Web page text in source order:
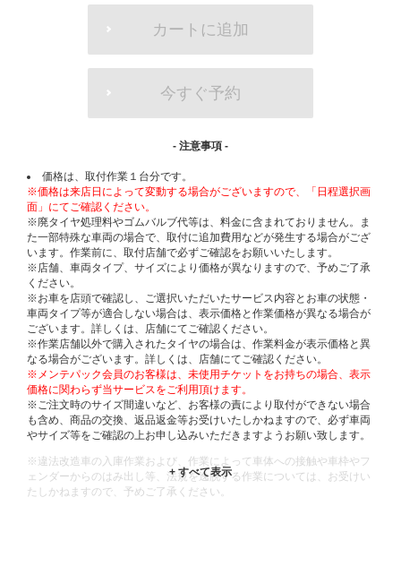
OPTIONS
カートに追加
今すぐ予約
- 注意事項 -
価格は、取付作業１台分です。
※価格は来店日によって変動する場合がございますので、「日程選択画
面」にてご確認ください。
※廃タイヤ処理料やゴムバルブ代等は、料金に含まれておりません。ま
た一部特殊な車両の場合で、取付に追加費用などが発生する場合がござ
います。作業前に、取付店舗で必ずご確認をお願いいたします。
※店舗、車両タイプ、サイズにより価格が異なりますので、予めご了承
ください。
※お車を店頭で確認し、ご選択いただいたサービス内容とお車の状態・
車両タイプ等が適合しない場合は、表示価格と作業価格が異なる場合が
ございます。詳しくは、店舗にてご確認ください。
※作業店舗以外で購入されたタイヤの場合は、作業料金が表示価格と異
なる場合がございます。詳しくは、店舗にてご確認ください。
※メンテパック会員のお客様は、未使用チケットをお持ちの場合、表示
価格に関わらず当サービスをご利用頂けます。
※ご注文時のサイズ間違いなど、お客様の責により取付ができない場合
も含め、商品の交換、返品返金等お受けいたしかねますので、必ず車両
やサイズ等をご確認の上お申し込みいただきますようお願い致します。
※違法改造車の入庫作業および、作業によって車体への接触や車枠やフ
ェンダーからのはみ出し等、法規を逸脱する作業については、お受けい
たしかねますので、予めご了承ください。